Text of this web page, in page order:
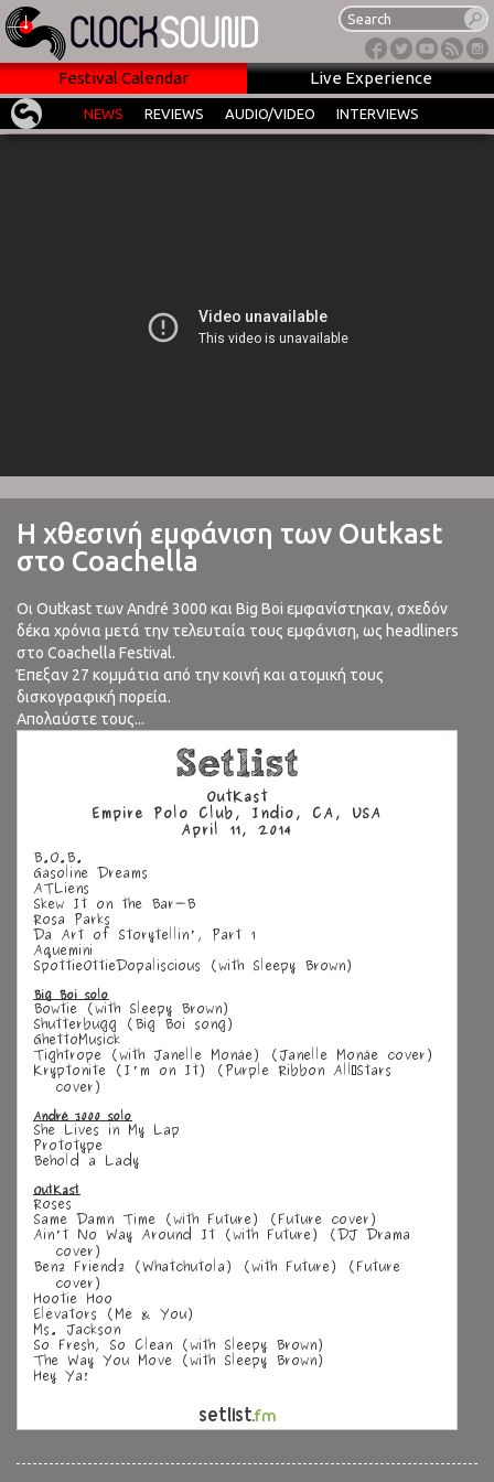
Festival Calendar Live Experience
NEWS REVIEWS AUDIO/VIDEO INTERVIEWS
Η χθεσινή εμφάνιση των Outkast
στο Coachella
Οι Outkast των André 3000 και Big Boi εμφανίστηκαν, σχεδόν
δέκα χρόνια μετά την τελευταία τους εμφάνιση, ως headliners
στο Coachella Festival.
Έπεξαν 27 κομμάτια από την κοινή και ατομική τους
δισκογραφική πορεία.
Απολαύστε τους...